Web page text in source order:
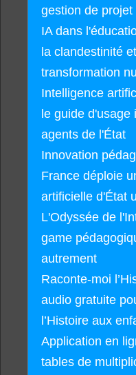
gestion de
IA dans
la clandestinité
transformation
Intelligence
le guide
agents de l'État
Innovation
France déploie
artificielle d'État
L'Odyssée de
game
autrement
Raconte-moi
audio gratuite
l’Histoire aux
Application en
tables de